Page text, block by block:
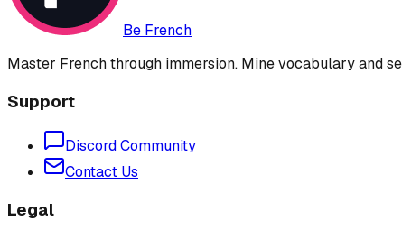
Be French
Master French through immersion. Mine vocabulary and
Support
Discord Community
Contact Us
Legal